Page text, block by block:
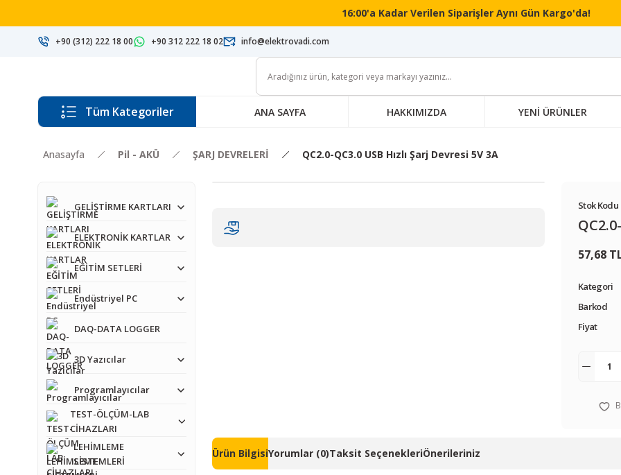
16:00'a Kadar Verilen Siparişler Aynı Gün Kargo'da!
+90 (312) 222 18 00 +90 312 222 18 02 info@elektrovadi.com
Tüm Kategoriler ANA SAYFA HAKKIMIZDA YENİ ÜRÜNLER
Anasayfa Pil - AKÜ ŞARJ DEVRELERİ QC2.0-QC3.0 USB Hızlı Şarj Devresi 5V 3A
GELİŞTİRME KARTLARI
ELEKTRONİK KARTLAR
EĞİTİM SETLERİ
Endüstriyel PC
DAQ-DATA LOGGER
3D Yazıcılar
Programlayıcılar
TEST-ÖLÇÜM-LAB
CİHAZLARI
LEHİMLEME
SİSTEMLERİ
Stok Kodu :
57,68
Kategori
Barkod
Fiyat
Ürün BilgisiYorumlar (0)Taksit SeçenekleriÖnerileriniz